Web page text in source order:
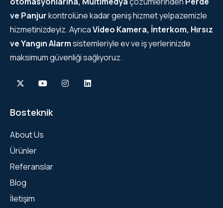
ve Panjurkontrolüne kadar geniş hizmet yelpazemizle
hizmetinizdeyiz. AyrıcaVideo Kamera, İnterkom, Hırsız
ve Yangın Alarmsistemleriyle ev ve iş yerlerinizde
maksimum güvenliği sağlıyoruz.
Bosteknik
About Us
Ürünler
Referanslar
Blog
İletişim